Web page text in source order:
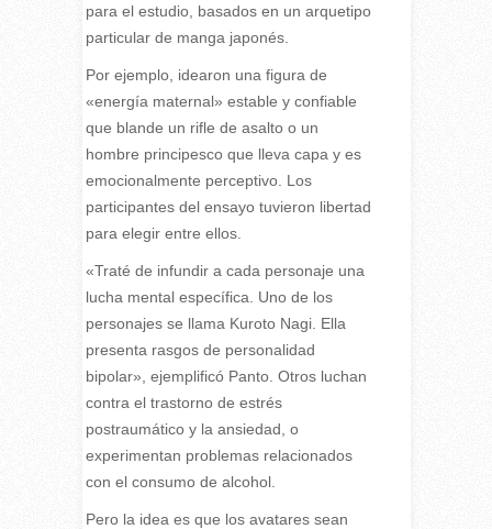
para el estudio, basados en un arquetipo
particular de manga japonés.
Por ejemplo, idearon una figura de
«energía maternal» estable y confiable
que blande un rifle de asalto o un
hombre principesco que lleva capa y es
emocionalmente perceptivo. Los
participantes del ensayo tuvieron libertad
para elegir entre ellos.
«Traté de infundir a cada personaje una
lucha mental específica. Uno de los
personajes se llama Kuroto Nagi. Ella
presenta rasgos de personalidad
bipolar», ejemplificó Panto. Otros luchan
contra el trastorno de estrés
postraumático y la ansiedad, o
experimentan problemas relacionados
con el consumo de alcohol.
Pero la idea es que los avatares sean